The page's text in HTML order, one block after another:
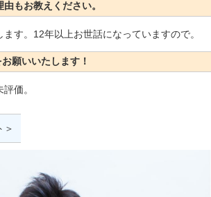
もお教えください。
す。12年以上お世話になっていますので。
願いいたします！
価。
＞